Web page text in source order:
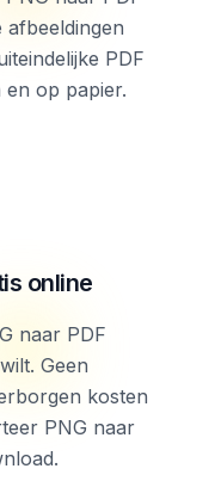
PDF
op papier.
online
naar PDF
Geen
kosten
PNG naar